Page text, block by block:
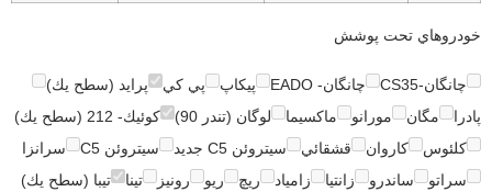
خودروهاي تحت پوشش
چانگان-CS35 چانگان- EADO پيكاپ پي كي
پرايد (سطح يك)
پادرا
مگان مورانو ماكسيما لوگان (تندر 90)
كوئيك- 212 (سطح يك)
كلئوس
كاروان قشقائي سيتروئن C5 جديد سيتروئن C5
سرانزا
سراتو
ساندرو زانتيا زامياد ريچ ريو رونيز تينا
تيبا (سطح يك)